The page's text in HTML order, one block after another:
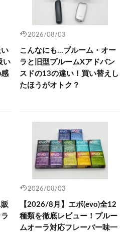
い
2026/08/03
こんなにも…プルーム・オー
ラと旧型プルームXアドバン
スドの13の違い！買い替えし
たほうがオトク？
2026/08/03
【2026/8月】エボ(evo)全12
種類を徹底レビュー！プルー
ムオーラ対応フレーバー味一